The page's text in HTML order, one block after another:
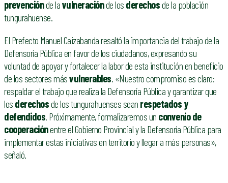
prevenciónde lavulneraciónde los derechosde la población
tungurahuense.
El Prefecto Manuel Caizabanda resaltó la importancia del trabajo de la
Defensoría Pública en favor de los ciudadanos, expresando su
voluntad de apoyar y fortalecer la labor de esta institución en beneficio
de los sectores másvulnerables. «Nuestro compromiso es claro:
respaldar el trabajo que realiza la Defensoría Pública y garantizar que
los derechosde los tungurahuenses sean respetados y
defendidos. Próximamente, formalizaremos un convenio de
cooperaciónentre el Gobierno Provincial y la Defensoría Pública para
implementar estas iniciativas en territorio y llegar a más personas»,
señaló.